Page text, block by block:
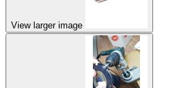
View larger image